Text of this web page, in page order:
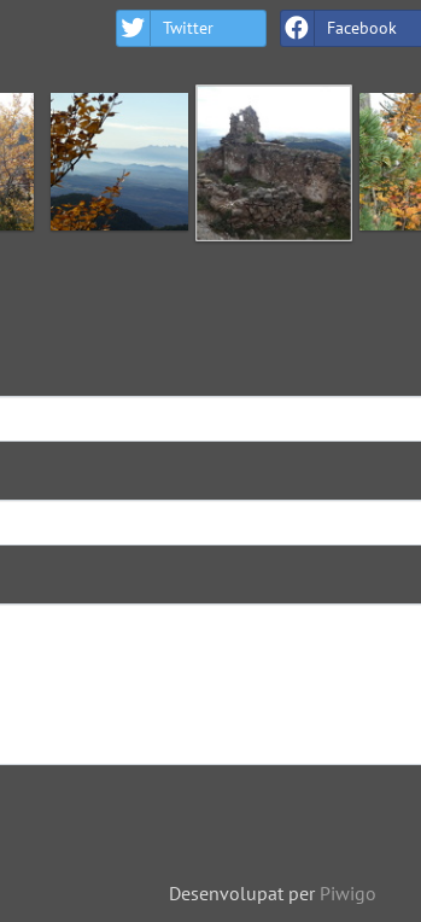
Twitter Facebook
Desenvolupat per Piwigo